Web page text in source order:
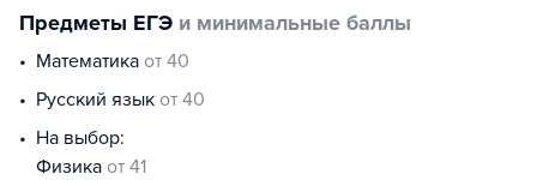
Предметы ЕГЭ и минимальные баллы
математика от 40
русский язык от 40
На выбор:
физика от 41